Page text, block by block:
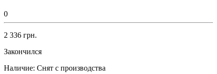
0
2 336 грн.
Закончился
Наличие: Снят с производства